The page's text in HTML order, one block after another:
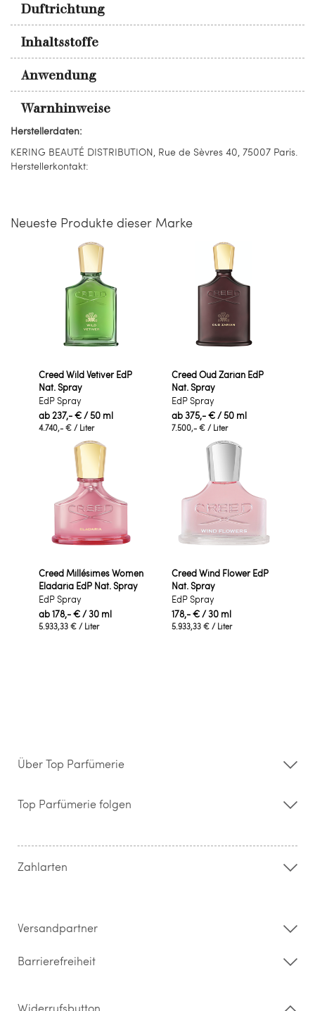
Duftrichtung
Inhaltsstoffe
Anwendung
Warnhinweise
Herstellerdaten:
KERING BEAUTÉ DISTRIBUTION, Rue de Sèvres 40, 75007 Paris.
Herstellerkontakt:
Neueste Produkte dieser Marke
Creed Wild Vetiver EdP
Nat. Spray
EdP Spray
ab237,- € / 50 ml
4.740,- € / Liter
Creed Oud Zarian EdP
Nat. Spray
EdP Spray
ab375,- € / 50 ml
7.500,- € / Liter
Creed Millésimes Women
Eladaria EdP Nat. Spray
EdP Spray
ab178,- € / 30 ml
5.933,33 € / Liter
Creed Wind Flower EdP
Nat. Spray
EdP Spray
178,- € / 30 ml
5.933,33 € / Liter
Über Top Parfümerie
Storefinder
Kontakt
Widerrufsrecht & Rückgabebedingungen
Top Parfümerie folgen
Zahlarten
Versandpartner
Barrierefreiheit
Widerrufsbutton